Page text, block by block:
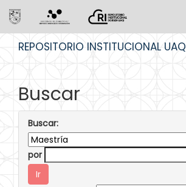
REPOSITORIO INSTITUCIONAL UAQ
Buscar
Buscar:
por